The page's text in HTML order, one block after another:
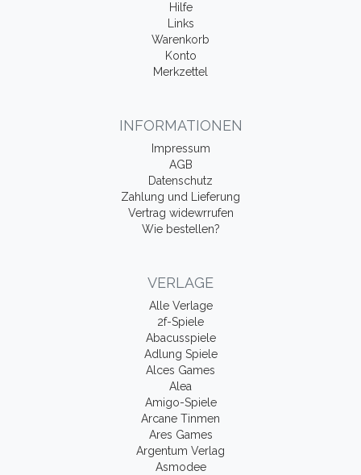
Hilfe
Links
Warenkorb
Konto
Merkzettel
INFORMATIONEN
Impressum
AGB
Datenschutz
Zahlung und Lieferung
Vertrag widewrrufen
Wie bestellen?
VERLAGE
Alle Verlage
2f-Spiele
Abacusspiele
Adlung Spiele
Alces Games
Alea
Amigo-Spiele
Arcane Tinmen
Ares Games
Argentum Verlag
Asmodee